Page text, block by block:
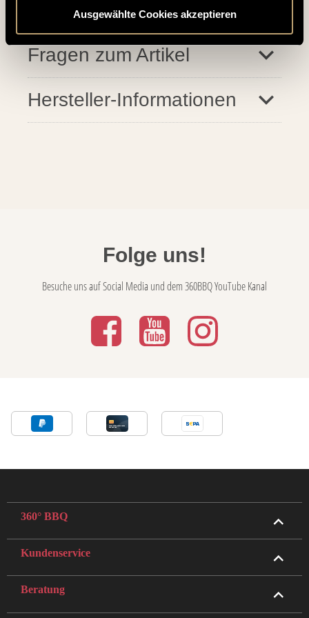
Ausgewählte Cookies akzeptieren
Bewertungensantosgrills-
Fragen zum Artikel
santosgrills-
Hersteller-Informationen
Folge uns!
Besuche uns auf Social Media und dem 360BBQ YouTube Kanal
360° BBQ
Kundenservice
Beratung